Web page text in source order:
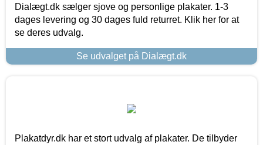
Dialægt.dk sælger sjove og personlige plakater. 1-3
dages levering og 30 dages fuld returret. Klik her for at
se deres udvalg.
Se udvalget på Dialægt.dk
Plakatdyr.dk har et stort udvalg af plakater. De tilbyder